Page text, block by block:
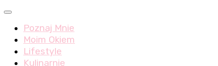
Skip
content
Menu
Poznaj Mnie
Moim Okiem
Lifestyle
Kulinarnie